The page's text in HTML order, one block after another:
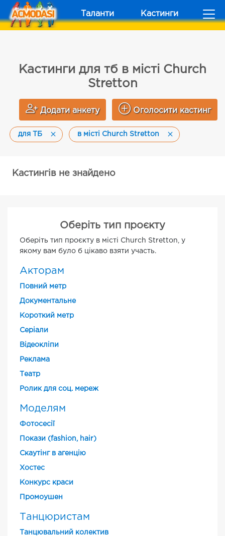
Таланти Кастинги
Кастинги для тб в місті Church
Stretton
Додати анкету Оголосити кастинг
для ТБ в місті Church Stretton
Кастингів не знайдено
Оберіть тип проєкту
Оберіть тип проєкту в місті Church Stretton, у
якому вам було б цікаво взяти участь.
Акторам
Повний метр
Документальне
Короткий метр
Cеріали
Відеокліпи
Реклама
Театр
Ролик для соц. мереж
Моделям
Фотосесії
Покази (fashion, hair)
Скаутінг в агенцію
Хостес
Конкурс краси
Промоушен
Танцюристам
Танцювальний колектив